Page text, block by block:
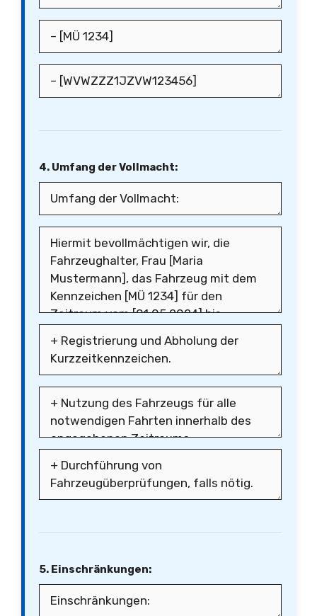
4. Umfang der Vollmacht:
5. Einschränkungen: